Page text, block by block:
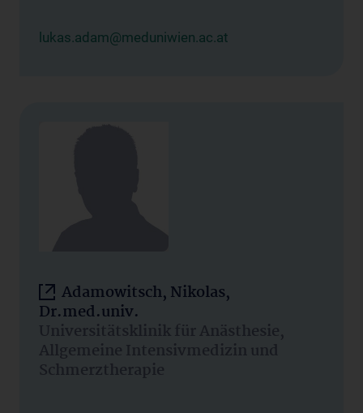
lukas.adam@meduniwien.ac.at
Adamowitsch, Nikolas,
Dr.med.univ.
Universitätsklinik für Anästhesie,
Allgemeine Intensivmedizin und
Schmerztherapie